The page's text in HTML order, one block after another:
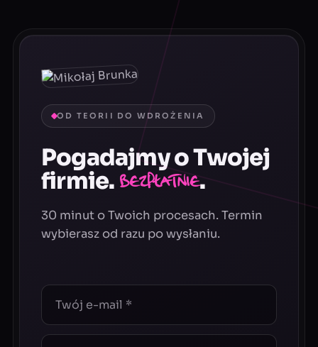
OD TEORII DO WDROŻENIA
Pogadajmy o Twojej
firmie. Bezpłatnie.
30 minut o Twoich procesach. Termin
wybierasz od razu po wysłaniu.